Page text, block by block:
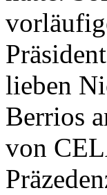
lieben
Berrios
von